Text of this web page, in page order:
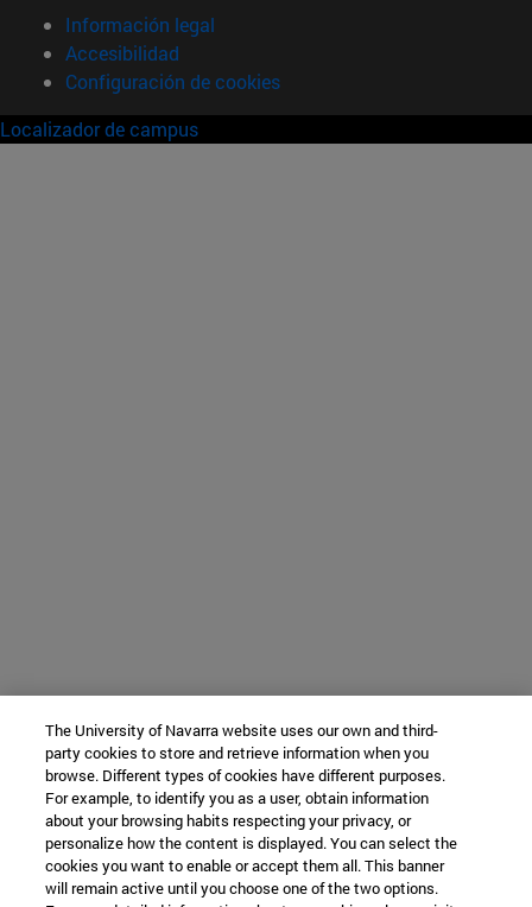
Información legal
Accesibilidad
Configuración de cookies
Localizador de campus
The University of Navarra website uses our own and third-
party cookies to store and retrieve information when you
browse. Different types of cookies have different purposes.
For example, to identify you as a user, obtain information
about your browsing habits respecting your privacy, or
personalize how the content is displayed. You can select the
cookies you want to enable or accept them all. This banner
will remain active until you choose one of the two options.